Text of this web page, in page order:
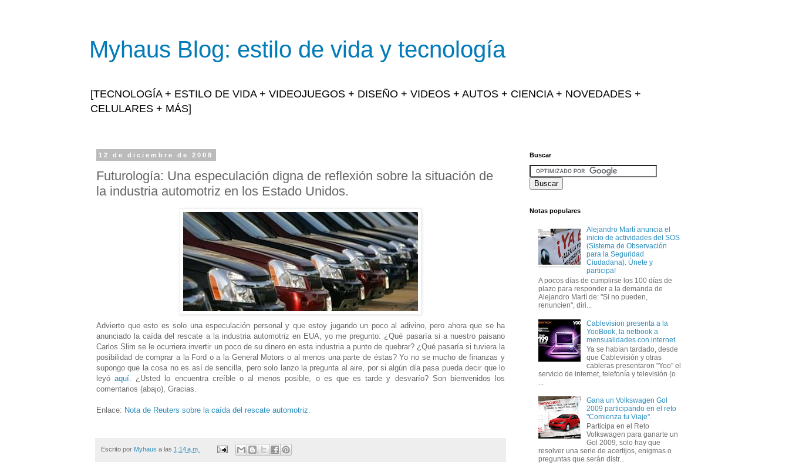
Myhaus Blog: estilo de vida y tecnología
[TECNOLOGÍA + ESTILO DE VIDA + VIDEOJUEGOS + DISEÑO + VIDEOS + AUTOS + CIENCIA + NOVEDADES +
CELULARES + MÁS]
12 de diciembre de 2008
Futurología: Una especulación digna de reflexión sobre la situación de
la industria automotriz en los Estado Unidos.
Advierto que esto es solo una especulación personal y que estoy jugando un poco al adivino, pero ahora que se ha
anunciado la caída del rescate a la industria automotriz en EUA, yo me pregunto: ¿Qué pasaría si a nuestro paisano
Carlos Slim se le ocurriera invertir un poco de su dinero en esta industria a punto de quebrar? ¿Qué pasaría si tuviera la
posibilidad de comprar a la Ford o a la General Motors o al menos una parte de éstas? Yo no se mucho de finanzas y
supongo que la cosa no es así de sencilla, pero solo lanzo la pregunta al aire, por si algún día pasa pueda decir que lo
leyóaquí . ¿Usted lo encuentra creíble o al menos posible, o es que es tarde y desvarío? Son bienvenidos los
comentarios (abajo), Gracias.
Enlace: Nota de Reuters sobre la caída del rescate automotriz.
Escrito por Myhaus a las 1:14 a.m.
Buscar
Notas populares
Alejandro Martí anuncia el
inicio de actividades del SOS
(Sistema de Observación
para la Seguridad
Ciudadana). Únete y
participa!
A pocos días de cumplirse los 100 días de
plazo para responder a la demanda de
Alejandro Martí de: "Si no pueden,
renuncien", diri...
Cablevision presenta a la
YooBook, la netbook a
mensualidades con internet.
Ya se habían tardado, desde
que Cablevisión y otras
cableras presentaron "Yoo" el
servicio de internet, telefonía y televisión (o
...
Gana un Volkswagen Gol
2009 participando en el reto
"Comienza tu Viaje".
Participa en el Reto
Volkswagen para ganarte un
Gol 2009, solo hay que
resolver una serie de acertijos, enigmas o
preguntas que serán distr...